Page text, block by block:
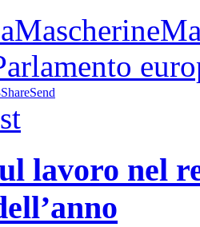
Mascherine
ShareSend
lavoro nel